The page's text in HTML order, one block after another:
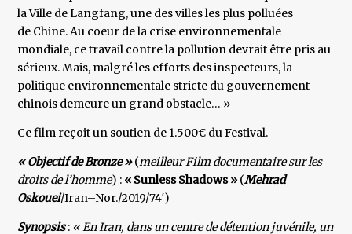
la Ville de Langfang, une des villes les plus polluées
de Chine. Au coeur de la crise environnementale
mondiale, ce travail contre la pollution devrait être pris au
sérieux. Mais, malgré les efforts des inspecteurs, la
politique environnementale stricte du gouvernement
chinois demeure un grand obstacle… »
Ce film reçoit un soutien de 1.500€ du Festival.
« Objectif de Bronze »(meilleur Film documentaire sur les
droits de l’homme) : « Sunless Shadows » (Mehrad
Oskouei/Iran–Nor./2019/74′)
Synopsis: « En Iran, dans un centre de détention juvénile, un